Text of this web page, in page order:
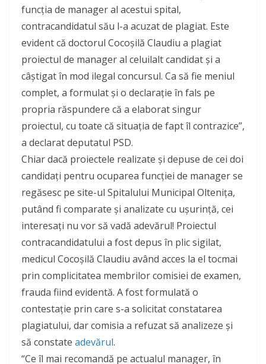
funcția de manager al acestui spital,
contracandidatul său l-a acuzat de plagiat. Este
evident că doctorul Cocoșilă Claudiu a plagiat
proiectul de manager al celuilalt candidat și a
câștigat în mod ilegal concursul. Ca să fie meniul
complet, a formulat și o declarație în fals pe
propria răspundere că a elaborat singur
proiectul, cu toate că situația de fapt îl contrazice”,
a declarat deputatul PSD.
Chiar dacă proiectele realizate și depuse de cei doi
candidați pentru ocuparea funcției de manager se
regăsesc pe site-ul Spitalului Municipal Oltenița,
putând fi comparate și analizate cu ușurință, cei
interesați nu vor să vadă adevărul! Proiectul
contracandidatului a fost depus în plic sigilat,
medicul Cocoșilă Claudiu având acces la el tocmai
prin complicitatea membrilor comisiei de examen,
frauda fiind evidentă. A fost formulată o
contestație prin care s-a solicitat constatarea
plagiatului, dar comisia a refuzat să analizeze și
să constate adevărul.
“Ce îl mai recomandă pe actualul manager, în